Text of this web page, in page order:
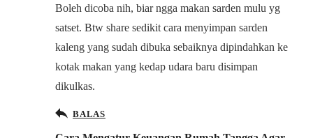
Boleh dicoba nih, biar ngga makan sarden mulu yg
satset. Btw share sedikit cara menyimpan sarden
kaleng yang sudah dibuka sebaiknya dipindahkan ke
kotak makan yang kedap udara baru disimpan
dikulkas.
BALAS